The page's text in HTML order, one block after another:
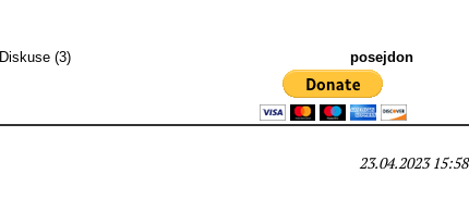
Diskuse (3) posejdon
23.04.2023 15:58